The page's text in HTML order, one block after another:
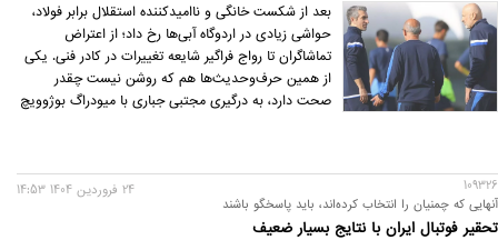
بعد از شکست خانگی و ناامیدکننده استقلال برابر فولاد،
حواشی زیادی در اردوگاه آبی‌ها رخ داد؛ از اعتراض
تماشاگران تا رواج فراگیر شایعه تغییرات در کادر فنی. یکی
از همین حرف‌و‌حدیث‌ها هم که روشن نیست چقدر
صحت دارد، به درگیری مجتبی جباری با میودراگ بوژوویچ
109326
آنهایی که چمنیان را انتخاب کرده‌اند، باید پاسخگو باشند
تحقیر فوتبال ایران با نتایج بسیار ضعیف
24 فروردين 1404 14:53